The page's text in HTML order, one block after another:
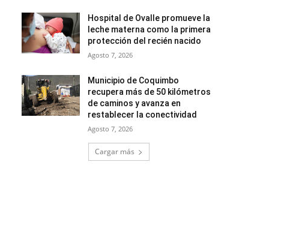
Hospital de Ovalle promueve la
leche materna como la primera
protección del recién nacido
Agosto 7, 2026
Municipio de Coquimbo
recupera más de 50 kilómetros
de caminos y avanza en
restablecer la conectividad
Agosto 7, 2026
Cargar más